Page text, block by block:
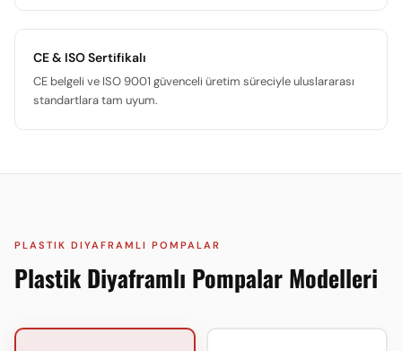
CE & ISO Sertifikalı
CE belgeli ve ISO 9001 güvenceli üretim süreciyle uluslararası
standartlara tam uyum.
PLASTIK DIYAFRAMLI POMPALAR
Plastik Diyaframlı Pompalar Modelleri